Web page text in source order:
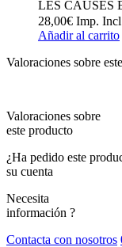
LES CAUSES
28,00€ Imp.
Añadir al carrito
Valoraciones sobre
Valoraciones sobre
este producto
¿Ha pedido este
su cuenta
Necesita
información ?
Contacta con nosotros